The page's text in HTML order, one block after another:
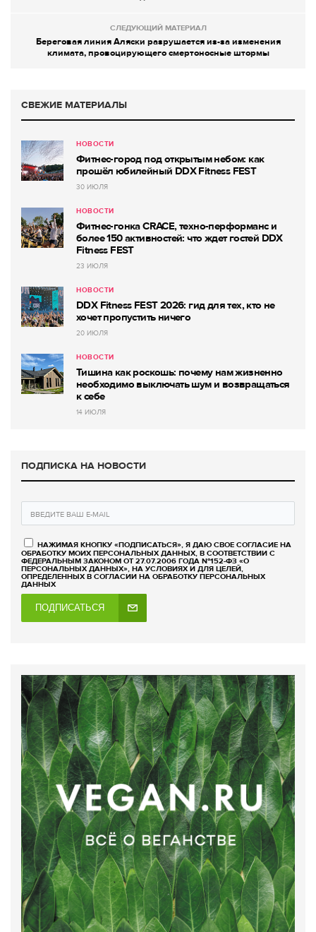
СЛЕДУЮЩИЙ МАТЕРИАЛ
Береговая линия Аляски разрушается из-за изменения
климата, провоцирующего смертоносные штормы
СВЕЖИЕ МАТЕРИАЛЫ
НОВОСТИ
Фитнес-город под открытым небом: как
прошёл юбилейный DDX Fitness FEST
30 ИЮЛЯ
НОВОСТИ
Фитнес-гонка CRACE, техно-перформанс и
более 150 активностей: что ждет гостей DDX
Fitness FEST
23 ИЮЛЯ
НОВОСТИ
DDX Fitness FEST 2026: гид для тех, кто не
хочет пропустить ничего
20 ИЮЛЯ
НОВОСТИ
Тишина как роскошь: почему нам жизненно
необходимо выключать шум и возвращаться
к себе
14 ИЮЛЯ
ПОДПИСКА НА НОВОСТИ
НАЖИМАЯ КНОПКУ «ПОДПИСАТЬСЯ», Я ДАЮ СВОЕ СОГЛАСИЕ НА
ОБРАБОТКУ МОИХ ПЕРСОНАЛЬНЫХ ДАННЫХ, В СООТВЕТСТВИИ С
ФЕДЕРАЛЬНЫМ ЗАКОНОМ ОТ 27.07.2006 ГОДА №152-ФЗ «О
ПЕРСОНАЛЬНЫХ ДАННЫХ», НА УСЛОВИЯХ И ДЛЯ ЦЕЛЕЙ,
ОПРЕДЕЛЕННЫХ В СОГЛАСИИ НА ОБРАБОТКУ ПЕРСОНАЛЬНЫХ
ДАННЫХ
ПОДПИСАТЬСЯ